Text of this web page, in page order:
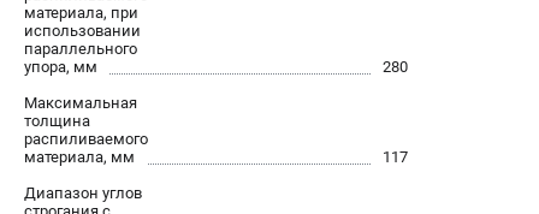
материала, при
использовании
параллельного
упора, мм
280
Максимальная
толщина
распиливаемого
материала, мм
117
Диапазон углов